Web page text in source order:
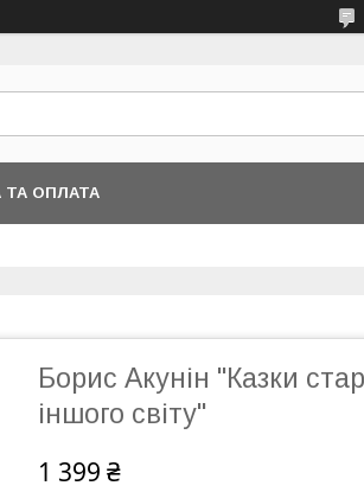
ТА ОПЛАТА
Борис Акунін "Казки
іншого світу"
1 399 ₴